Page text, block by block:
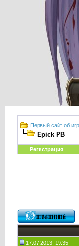
Первый сайт об
Epick PB
Регистрация
17.07.2013, 19:35